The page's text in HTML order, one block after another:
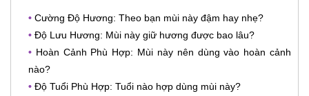
• Cường Độ Hương: Theo bạn mùi này đậm hay nhẹ?
• Độ Lưu Hương: Mùi này giữ hương được bao lâu?
• Hoàn Cảnh Phù Hợp: Mùi này nên dùng vào hoàn cảnh
nào?
• Độ Tuổi Phù Hợp: Tuổi nào hợp dùng mùi này?